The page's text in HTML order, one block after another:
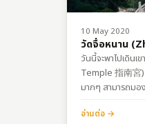
10 May 2020
วัดจื่อหนาน
วันนี้จะพาไปเดิน
Temple 指南宮)
มากๆ สามารถมอ
ไม่อยากเดินขึ้นเข
อีกทาง ?การเดิน
อ่านต่อ →